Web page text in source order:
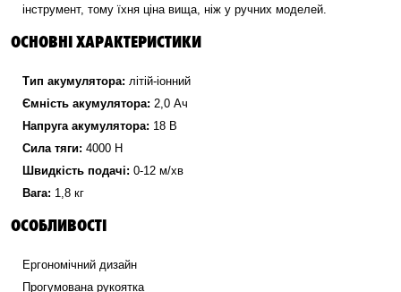
інструмент, тому їхня ціна вища, ніж у ручних моделей.
ОСНОВНІ ХАРАКТЕРИСТИКИ
Тип акумулятора: літій-іонний
Ємність акумулятора: 2,0 Ач
Напруга акумулятора: 18 В
Сила тяги: 4000 Н
Швидкість подачі: 0-12 м/хв
Вага: 1,8 кг
ОСОБЛИВОСТІ
Ергономічний дизайн
Прогумована рукоятка